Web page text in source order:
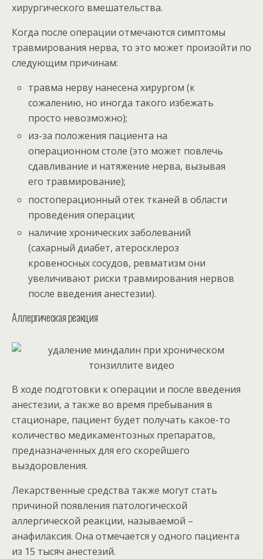
хирургического вмешательства.
Когда после операции отмечаются симптомы
травмирования нерва, то это может произойти по
следующим причинам:
травма нерву нанесена хирургом (к
сожалению, но иногда такого избежать
просто невозможно);
из-за положения пациента на
операционном столе (это может повлечь
сдавливание и натяжение нерва, вызывая
его травмирование);
постоперационный отек тканей в области
проведения операции;
наличие хронических заболеваний
(сахарный диабет, атеросклероз
кровеносных сосудов, ревматизм они
увеличивают риски травмирования нервов
после введения анестезии).
Аллергическая реакция
В ходе подготовки к операции и после введения
анестезии, а также во время пребывания в
стационаре, пациент будет получать какое-то
количество медикаментозных препаратов,
предназначенных для его скорейшего
выздоровления.
Лекарственные средства также могут стать
причиной появления патологической
аллергической реакции, называемой –
анафилаксия. Она отмечается у одного пациента
из 15 тысяч анестезий.